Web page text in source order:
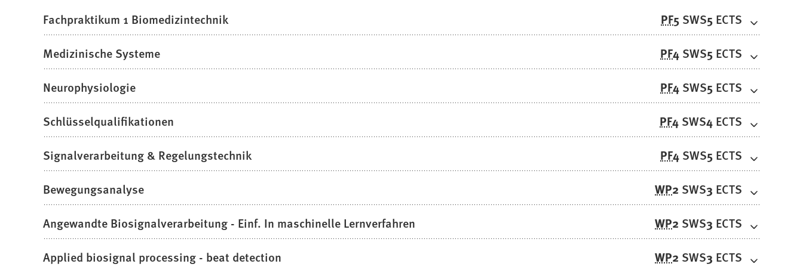
Fachpraktikum 1 Biomedizintechnik PF5 SWS5 ECTS
Medizinische Systeme PF4 SWS5 ECTS
Neurophysiologie PF4 SWS5 ECTS
Schlüsselqualifikationen PF4 SWS4 ECTS
Signalverarbeitung & Regelungstechnik PF4 SWS5 ECTS
Bewegungsanalyse WP2 SWS3 ECTS
Angewandte Biosignalverarbeitung - Einf. In maschinelle Lernverfahren WP2 SWS3 ECTS
Applied biosignal processing - beat detection WP2 SWS3 ECTS